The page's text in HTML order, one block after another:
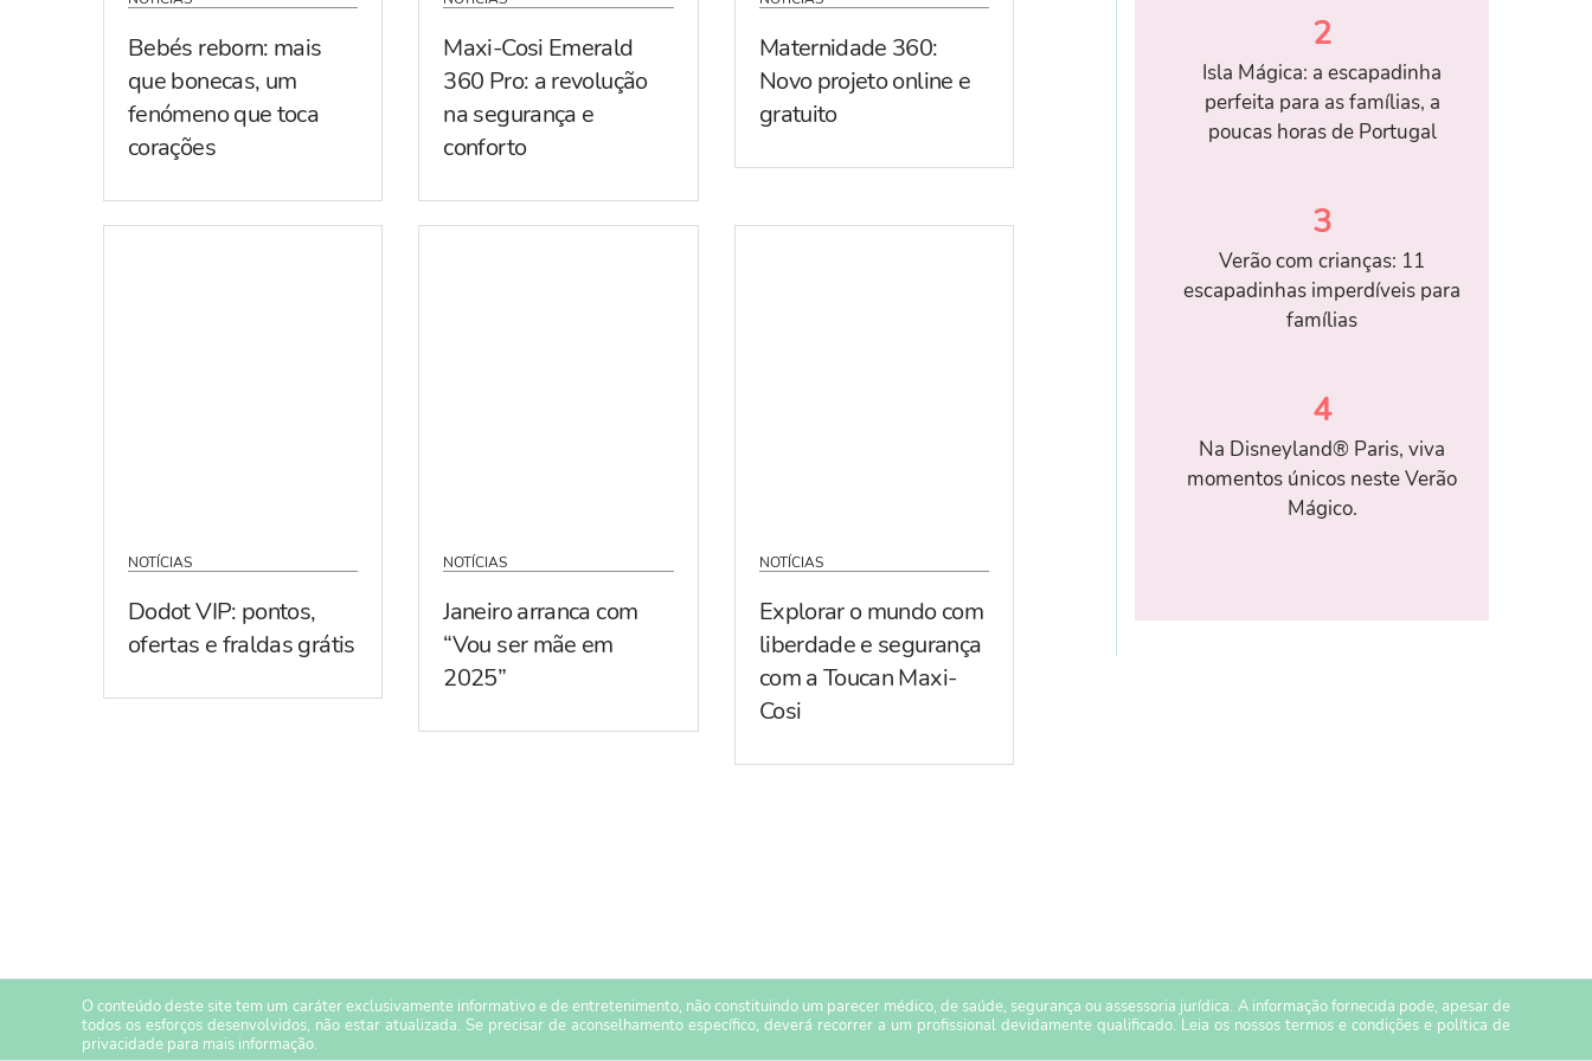
Bebés reborn: mais
que bonecas, um
fenómeno que toca
corações
Maxi-Cosi Emerald
360 Pro: a revolução
na segurança e
conforto
Maternidade 360:
Novo projeto online e
gratuito
NOTÍCIAS
Dodot VIP: pontos,
ofertas e fraldas grátis
NOTÍCIAS
Janeiro arranca com
“Vou ser mãe em
2025”
NOTÍCIAS
Explorar o mundo com
liberdade e segurança
com a Toucan Maxi-
Cosi
2
Isla Mágica: a escapadinha
perfeita para as famílias, a
poucas horas de Portugal
3
Verão com crianças: 11
escapadinhas imperdíveis para
famílias
4
Na Disneyland® Paris, viva
momentos únicos neste Verão
Mágico.
O conteúdo deste site tem um caráter exclusivamente informativo e de entretenimento, não constituindo um parecer médico, de saúde, segurança ou assessoria jurídica. A informação fornecida pode, apesar de
todos os esforços desenvolvidos, não estar atualizada. Se precisar de aconselhamento específico, deverá recorrer a um profissional devidamente qualificado. Leia os nossos termos e condiçõese política de
privacidade para mais informação.